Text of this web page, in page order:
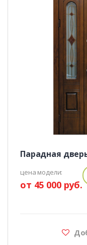
Парадная
цена модели:
от 45 000 руб.